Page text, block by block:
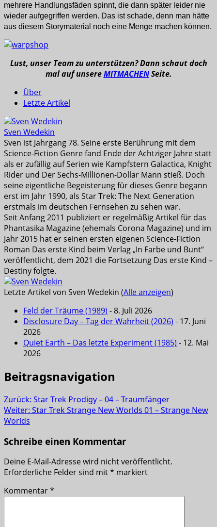
mehrere Handlungsfäden spinnt, die dann später leider nie
wieder aufgegriffen werden. Das ist schade, denn man hätte
aus diesem Storymaterial noch eine Menge machen können.
Lust, unser Team zu unterstützen? Dann schaut doch
mal auf unsereMITMACHENSeite.
Über
Letzte Artikel
Sven Wedekin
Sven ist Jahrgang 78. Seine erste Berührung mit dem
Science-Fiction Genre fand Ende der Achtziger Jahre statt
als er zufällig auf Serien wie Kampfstern Galactica, Knight
Rider und Der Sechs-Millionen-Dollar Mann stieß. Doch
seine eigentliche Begeisterung für dieses Genre begann
erst im Jahr 1990, als Star Trek: The Next Generation
erstmals im deutschen Fernsehen zu sehen war.
Seit Anfang 2011 publiziert er regelmäßig Artikel für das
Phantasika Magazine (ehemals Corona Magazine) und im
Jahr 2015 hat er seinen ersten eigenen Science-Fiction
Roman Das erste Kind beim Verlag „In Farbe und Bunt“
veröffentlicht, dem 2021 die Fortsetzung Das erste Kind –
Destiny folgte.
Letzte Artikel von Sven Wedekin (Alle anzeigen)
Feld der Träume (1989) - 8. Juli 2026
Disclosure Day – Tag der Wahrheit (2026) - 17. Juni
2026
Quiet Earth – Das letzte Experiment (1985) - 12. Mai
2026
Beitragsnavigation
Zurück: Star Trek Prodigy – 04 – Traumfänger
Weiter: Star Trek Strange New Worlds 01 – Strange New
Worlds
Schreibe einen Kommentar
Deine E-Mail-Adresse wird nicht veröffentlicht.
Erforderliche Felder sind mit* markiert
Kommentar*